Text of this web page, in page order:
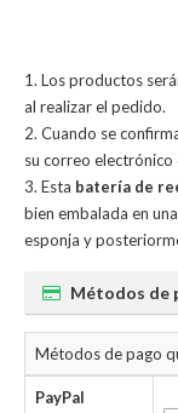
Los productos
al realizar el pedido.
Cuando se
su correo electrónico
Esta batería de
bien embalada en
esponja y
Métodos de
Métodos de pago
PayPal